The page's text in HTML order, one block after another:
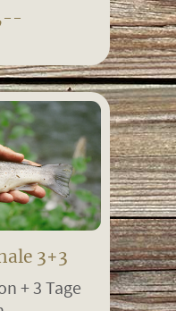
3+3
+ 3 Tage